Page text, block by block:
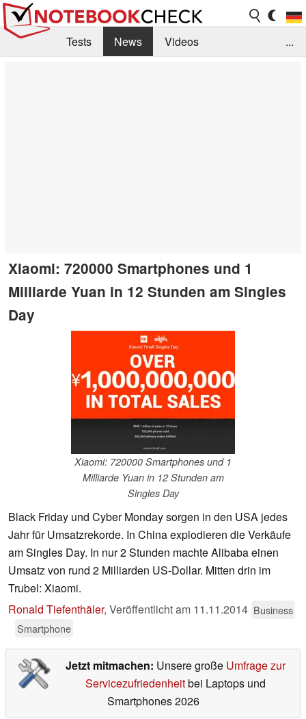
Tests News
Videos
...
Xiaomi: 720000 Smartphones und 1
Milliarde Yuan in 12 Stunden am Singles
Day
Xiaomi: 720000 Smartphones und 1
Milliarde Yuan in 12 Stunden am
Singles Day
Black Friday und Cyber Monday sorgen in den USA jedes
Jahr für Umsatzrekorde. In China explodieren die Verkäufe
am Singles Day. In nur 2 Stunden machte Alibaba einen
Umsatz von rund 2 Milliarden US-Dollar. Mitten drin im
Trubel: Xiaomi.
Ronald Tiefenthäler, Veröffentlicht am 11.11.2014 Business
Smartphone
Jetzt mitmachen: Unsere große Umfrage zur
Servicezufriedenheitbei Laptops und
Smartphones 2026